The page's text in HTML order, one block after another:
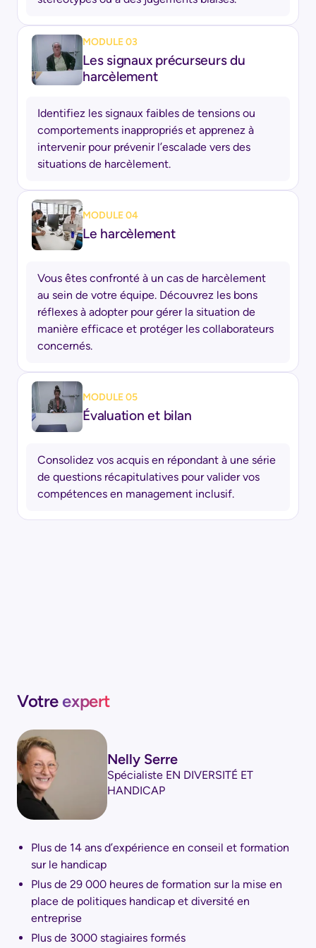
MODULE 03
Les signaux précurseurs du
harcèlement
Identifiez les signaux faibles de tensions ou
comportements inappropriés et apprenez à
intervenir pour prévenir l’escalade vers des
situations de harcèlement.
MODULE 04
Le harcèlement
Vous êtes confronté à un cas de harcèlement
au sein de votre équipe. Découvrez les bons
réflexes à adopter pour gérer la situation de
manière efficace et protéger les collaborateurs
concernés.
MODULE 05
Évaluation et bilan
Consolidez vos acquis en répondant à une série
de questions récapitulatives pour valider vos
compétences en management inclusif.
Votreexpert
Nelly Serre
Spécialiste EN DIVERSITÉ ET
HANDICAP
Plus de 14 ans d’expérience en conseil et formation
sur le handicap
Plus de 29 000 heures de formation sur la mise en
place de politiques handicap et diversité en
entreprise
Plus de 3000 stagiaires formés